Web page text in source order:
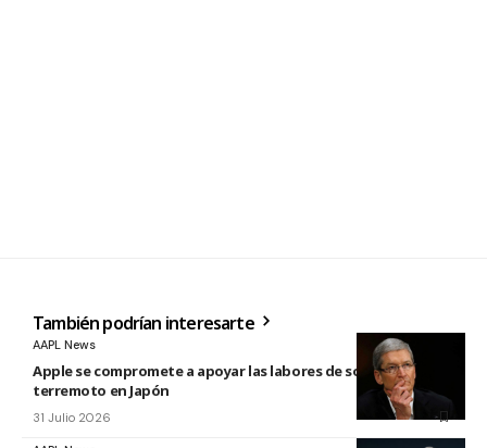
También podrían interesarte
AAPL News
Apple se compromete a apoyar las labores de socorro tras el
terremoto en Japón
31 Julio 2026